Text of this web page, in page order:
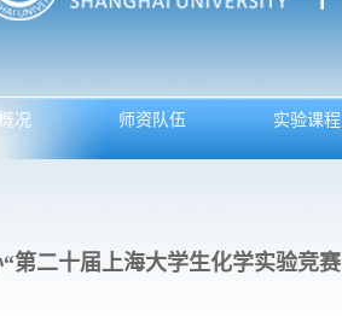
况 师资队伍 实验课程
第二十届上海大学生化学实验竞